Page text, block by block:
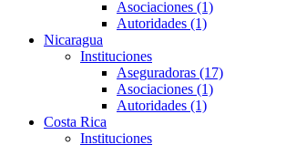
Asociaciones (1)
Autoridades (1)
Nicaragua
Instituciones
Aseguradoras (17)
Asociaciones (1)
Autoridades (1)
Costa Rica
Instituciones